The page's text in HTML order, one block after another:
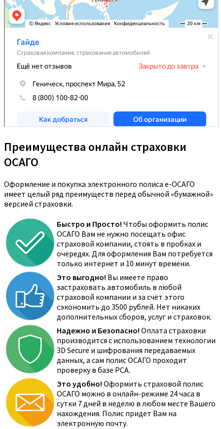
Преимущества онлайн страховки
ОСАГО
Оформление и покупка электронного полиса е-ОСАГО
имеет целый ряд преимуществ перед обычной «бумажной»
версией страховки.
Быстро и Просто! Чтобы оформить полис
ОСАГО Вам не нужно посещать офис
страховой компании, стоять в пробках и
очередях. Для оформления Вам потребуется
только интернет и 10 минут времени.
Это выгодно! Вы имеете право
застраховать автомобиль в любой
страховой компании и за счёт этого
сэкономить до 3500 рублей. Нет никаких
дополнительных сборов, услуг и страховок.
Надежно и Безопасно! Оплата страховки
производится с использованием технологии
3D Secure и шифрования передаваемых
данных, а сам полис ОСАГО проходит
проверку в базе РСА.
Это удобно! Оформить страховой полис
ОСАГО можно в онлайн-режиме 24 часа в
сутки 7 дней в неделю в любом месте Вашего
нахождения. Полис придет Вам на
электронную почту.